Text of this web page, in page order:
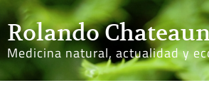
Rolando
Medicina natural, actualidad y